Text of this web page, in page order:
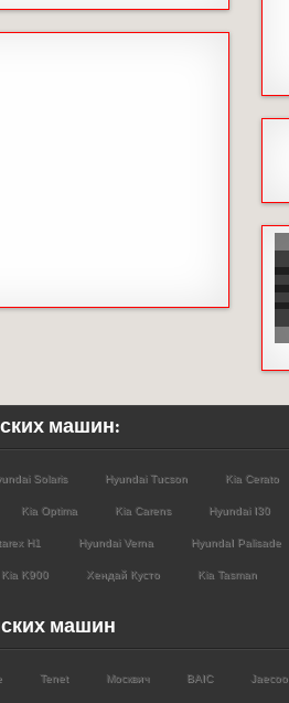
машин:
Solaris Hyundai Tucson Kia Cerato
Kia Optima Kia Carens Hyundai I30
H1 Hyundai Verna HyundaI Palisade
Kia K900 Хендай Кусто Kia Tasman
машин
Tenet Москвич BAIC Jaecoo